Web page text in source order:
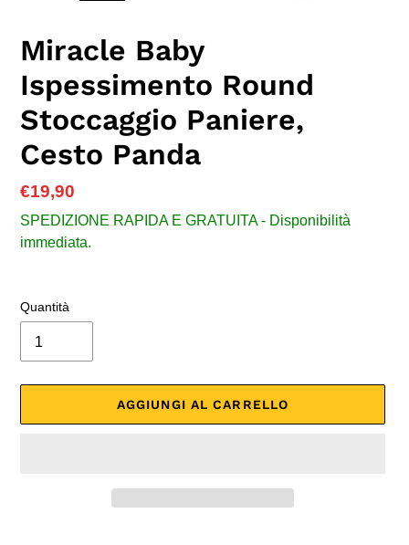
Miracle Baby
Ispessimento Round
Stoccaggio Paniere,
Cesto Panda
Prezzo
di
listino
€19,90
SPEDIZIONE RAPIDA E GRATUITA - Disponibilità
immediata.
Quantità
AGGIUNGI AL CARRELLO